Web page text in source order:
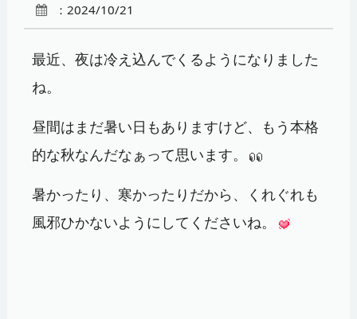
：2024/10/21
最近、夜は冷え込んでくるようになりました
ね。
昼間はまだ暑い日もありますけど、もう本格
的な秋なんだなぁって思います。
暑かったり、寒かったりだから、くれぐれも
風邪ひかないようにしてくださいね。